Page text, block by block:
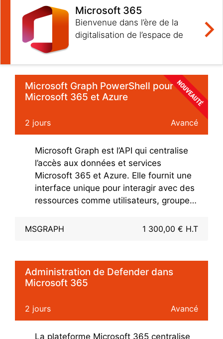
classique ayant des responsabilités de
management d'équipe, le Scrum Master
est plus un facilitateur et un coach en
devenir.
Microsoft 365
Bienvenue dans l’ère de la
digitalisation de l’espace de
révolutionné les usages
collaboratifs.
Microsoft Graph PowerShell pour
Microsoft 365 et Azure
2 jours Avancé
Microsoft Graph est l’API qui centralise
l’accès aux données et services
Microsoft 365 et Azure. Elle fournit une
interface unique pour interagir avec des
ressources comme utilisateurs, groupes,
simplifiant le développement grâce à
MSGRAPH 1 300,00 € H.T
Administration de Defender dans
Microsoft 365
2 jours Avancé
La plateforme Microsoft 365 centralise